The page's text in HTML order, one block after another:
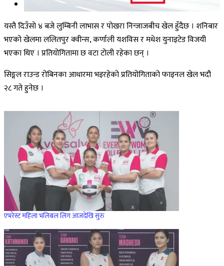
यस्तै दिउँसो ४ बजे लुम्बिनी लाभास र पोखरा निन्जाजबीच खेल हुँदैछ । शनिबार
भएको खेलमा ललितपुर क्वीन्स, कर्णाली यशविस र मधेश युनाइटेड विजयी
भएका थिए । प्रतियोगितामा छ वटा टोली रहेका छन् ।
सिङ्गल राउन्ड रोबिनका आधारमा भइरहेको प्रतियोगिताको फाइनल खेल भदौ
२८ गते हुनेछ ।
एभरेस्ट महिला भलिबल लिग आजदेखि सुरु